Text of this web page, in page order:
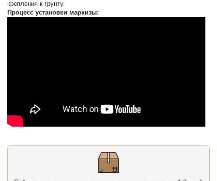
крепления к грунту.
Процесс установки маркизы: